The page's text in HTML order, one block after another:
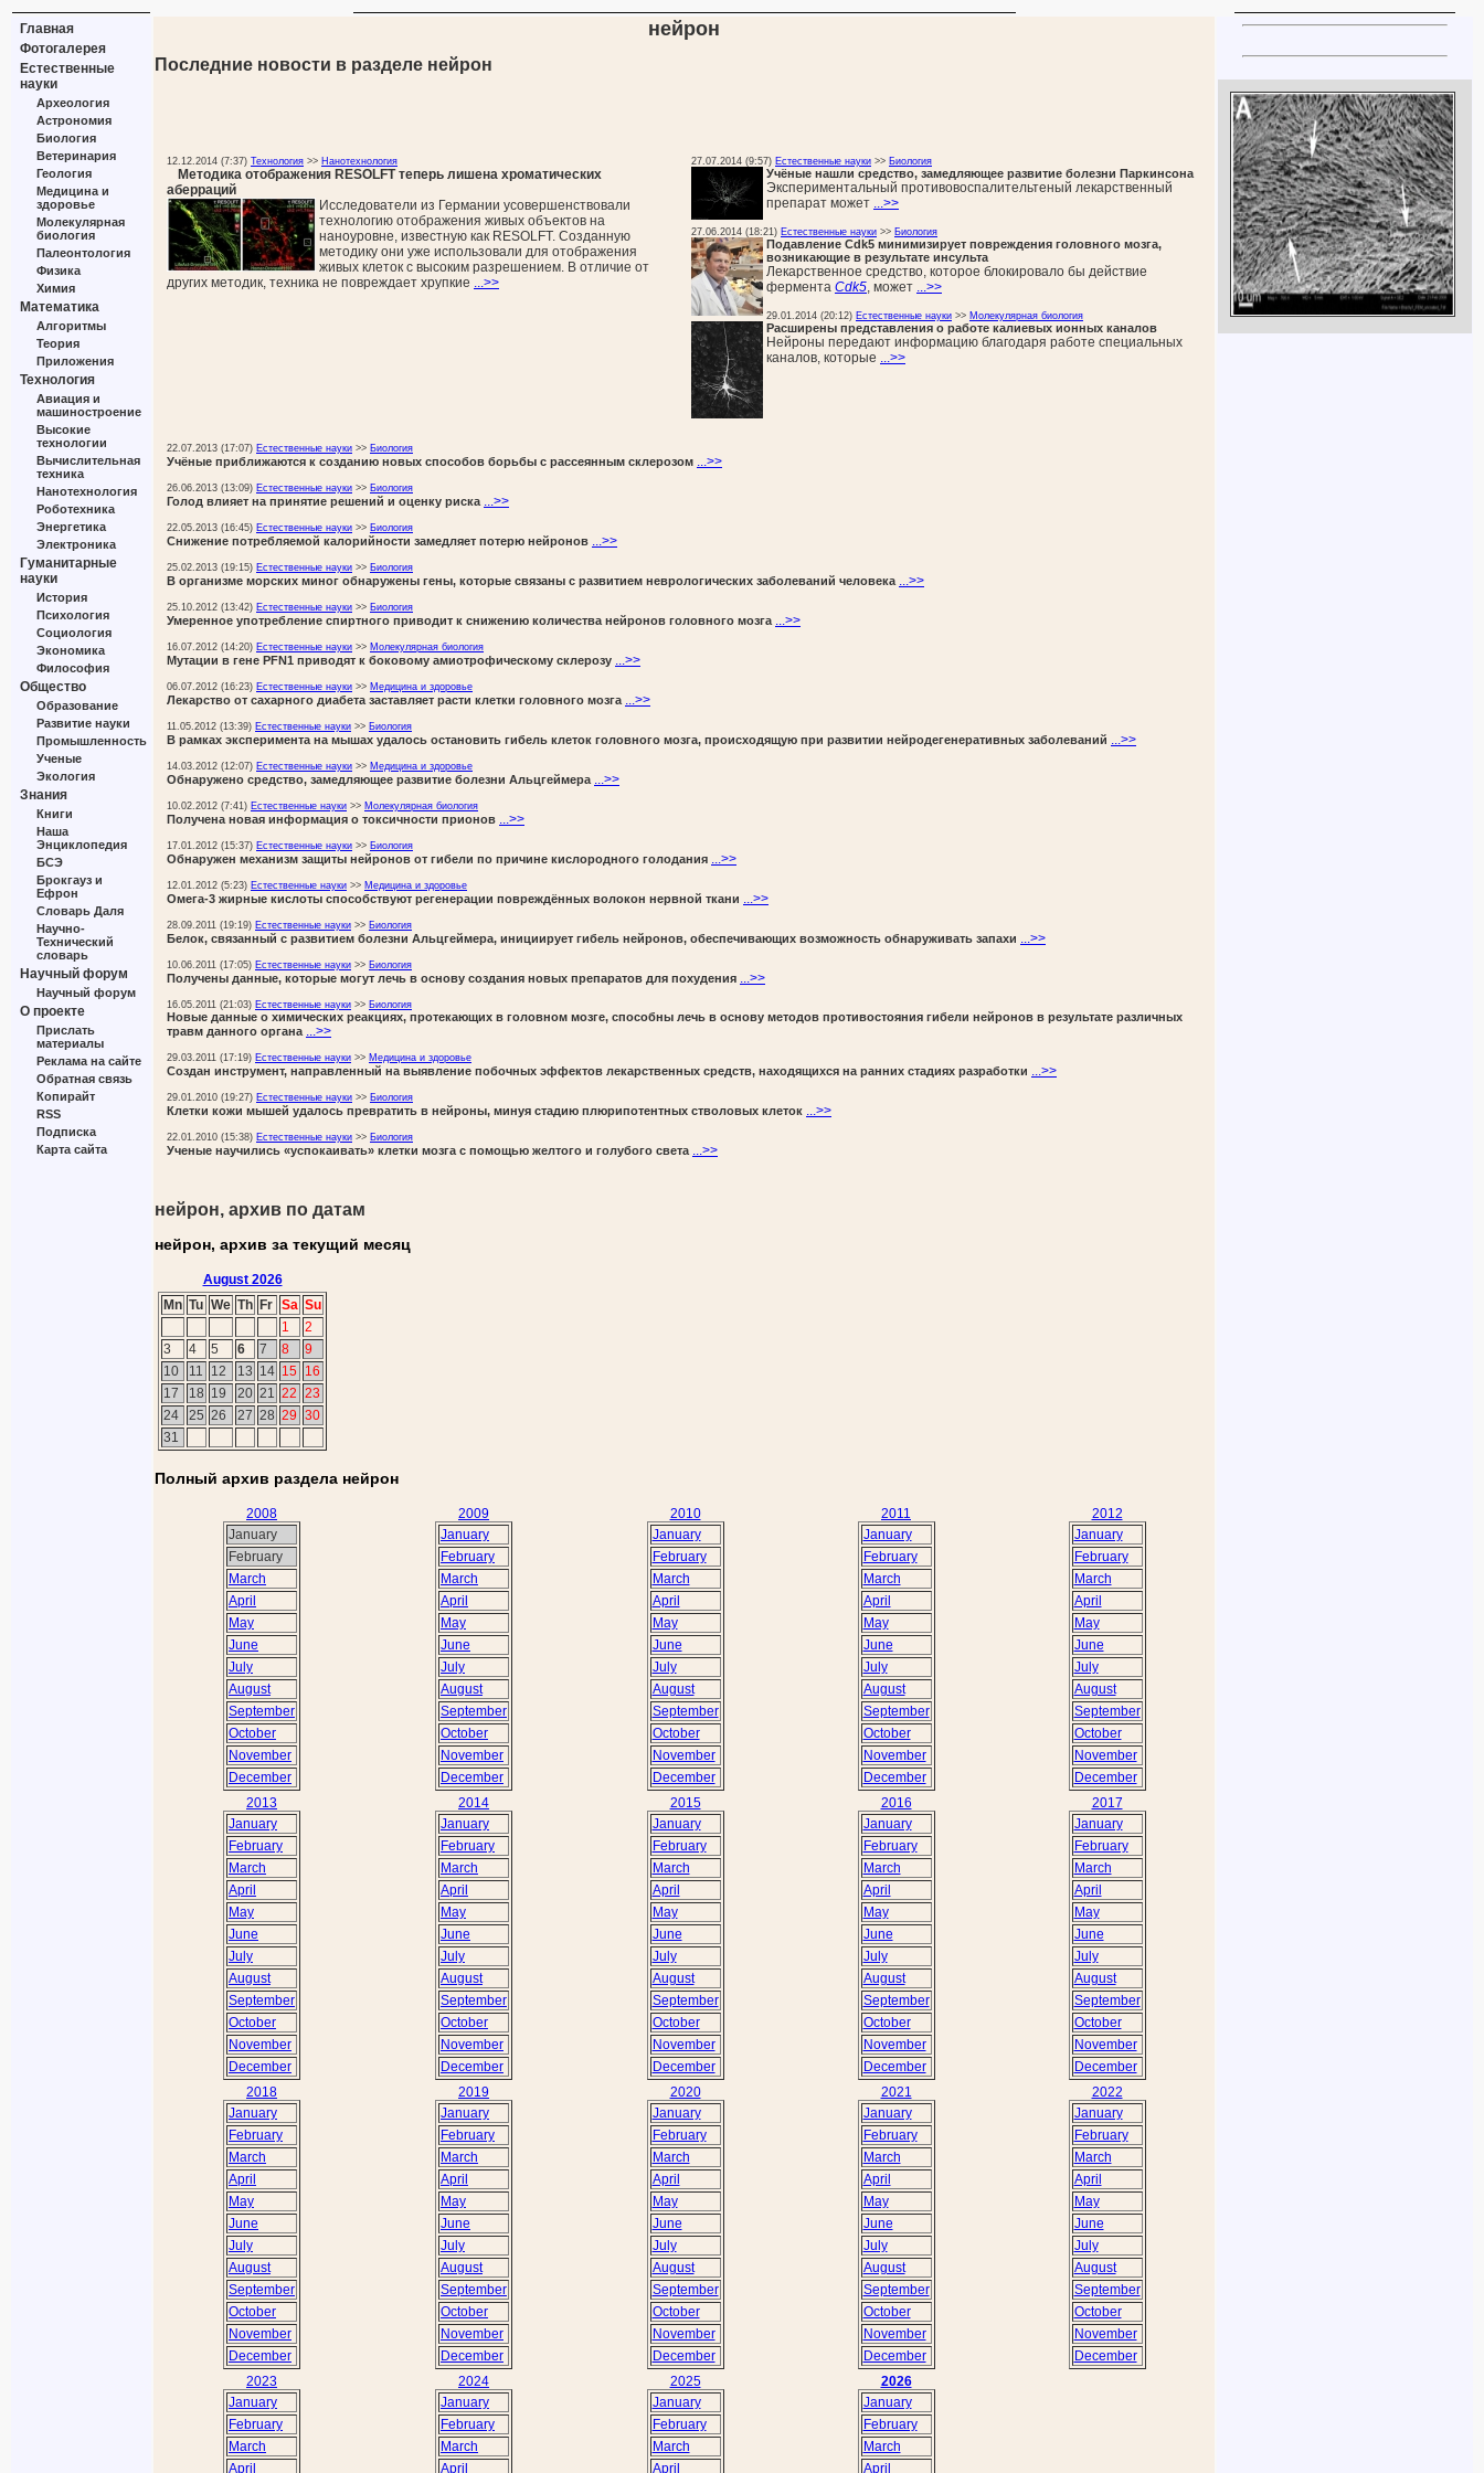
Главная
Фотогалерея
Естественные
науки
Археология
Астрономия
Биология
Ветеринария
Геология
Медицина и
здоровье
Молекулярная
биология
Палеонтология
Физика
Химия
Математика
Алгоритмы
Теория
Приложения
Технология
Авиация и
машиностроение
Высокие
технологии
Вычислительная
техника
Нанотехнология
Роботехника
Энергетика
Электроника
Гуманитарные
науки
История
Психология
Социология
Экономика
Философия
Общество
Образование
Развитие науки
Промышленность
Ученые
Экология
Знания
Книги
Наша
Энциклопедия
БСЭ
Брокгауз и
Ефрон
Словарь Даля
Научно-
Технический
словарь
Научный форум
Научный форум
О проекте
Прислать
материалы
Реклама на сайте
Обратная связь
Копирайт
RSS
Подписка
Карта сайта
нейрон
Последние новости в разделе нейрон
12.12.2014 (7:37) Технология >> Нанотехнология
Методика отображения RESOLFT теперь лишена хроматических
аберраций
Исследователи из Германии усовершенствовали
технологию отображения живых объектов на
наноуровне, известную как RESOLFT. Созданную
методику они уже использовали для отображения
живых клеток с высоким разрешением. В отличие от
других методик, техника не повреждает хрупкие
...>>
27.07.2014 (9:57) Естественные науки >> Биология
Учёные нашли средство, замедляющее развитие болезни Паркинсона
Экспериментальный противовоспалительтеный лекарственный
препарат может
...>>
27.06.2014 (18:21) Естественные науки >> Биология
Подавление Cdk5 минимизирует повреждения головного мозга,
возникающие в результате инсульта
Лекарственное средство, которое блокировало бы действие
фермента Cdk5 , может ...>>
29.01.2014 (20:12) Естественные науки >> Молекулярная биология
Расширены представления о работе калиевых ионных каналов
Нейроны передают информацию благодаря работе специальных
каналов, которые
...>>
22.07.2013 (17:07) Естественные науки >> Биология
Учёные приближаются к созданию новых способов борьбы с рассеянным склерозом ...>>
26.06.2013 (13:09) Естественные науки >> Биология
Голод влияет на принятие решений и оценку риска ...>>
22.05.2013 (16:45) Естественные науки >> Биология
Снижение потребляемой калорийности замедляет потерю нейронов ...>>
25.02.2013 (19:15) Естественные науки >> Биология
В организме морских миног обнаружены гены, которые связаны с развитием неврологических заболеваний человека ...>>
25.10.2012 (13:42) Естественные науки >> Биология
Умеренное употребление спиртного приводит к снижению количества нейронов головного мозга ...>>
16.07.2012 (14:20) Естественные науки >> Молекулярная биология
Мутации в гене PFN1 приводят к боковому амиотрофическому склерозу ...>>
06.07.2012 (16:23) Естественные науки >> Медицина и здоровье
Лекарство от сахарного диабета заставляет расти клетки головного мозга ...>>
11.05.2012 (13:39) Естественные науки >> Биология
В рамках эксперимента на мышах удалось остановить гибель клеток головного мозга, происходящую при развитии нейродегенеративных заболеваний ...>>
14.03.2012 (12:07) Естественные науки >> Медицина и здоровье
Обнаружено средство, замедляющее развитие болезни Альцгеймера ...>>
10.02.2012 (7:41) Естественные науки >> Молекулярная биология
Получена новая информация о токсичности прионов ...>>
17.01.2012 (15:37) Естественные науки >> Биология
Обнаружен механизм защиты нейронов от гибели по причине кислородного голодания ...>>
12.01.2012 (5:23) Естественные науки >> Медицина и здоровье
Омега-3 жирные кислоты способствуют регенерации повреждённых волокон нервной ткани ...>>
28.09.2011 (19:19) Естественные науки >> Биология
Белок, связанный с развитием болезни Альцгеймера, инициирует гибель нейронов, обеспечивающих возможность обнаруживать запахи ...>>
10.06.2011 (17:05) Естественные науки >> Биология
Получены данные, которые могут лечь в основу создания новых препаратов для похудения ...>>
16.05.2011 (21:03) Естественные науки >> Биология
Новые данные о химических реакциях, протекающих в головном мозге, способны лечь в основу методов противостояния гибели нейронов в результате различных
травм данного органа
...>>
29.03.2011 (17:19) Естественные науки >> Медицина и здоровье
Создан инструмент, направленный на выявление побочных эффектов лекарственных средств, находящихся на ранних стадиях разработки ...>>
29.01.2010 (19:27) Естественные науки >> Биология
Клетки кожи мышей удалось превратить в нейроны, минуя стадию плюрипотентных стволовых клеток ...>>
22.01.2010 (15:38) Естественные науки >> Биология
Ученые научились «успокаивать» клетки мозга с помощью желтого и голубого света ...>>
нейрон, архив по датам
нейрон, архив за текущий месяц
August 2026
Mn Tu We Th Fr Sa Su
1
2
3
4 5 6 7 8
9
10
11 12 13 14 15
16
17
18 19 20 21 22 23
24
25 26 27 28 29 30
31
Полный архив раздела нейрон
2008
January
February
March
April
May
June
July
August
September
October
November
December
2009
January
February
March
April
May
June
July
August
September
October
November
December
2010
January
February
March
April
May
June
July
August
September
October
November
December
2011
January
February
March
April
May
June
July
August
September
October
November
December
2012
January
February
March
April
May
June
July
August
September
October
November
December
2013
January
February
March
April
May
June
July
August
September
October
November
December
2014
January
February
March
April
May
June
July
August
September
October
November
December
2015
January
February
March
April
May
June
July
August
September
October
November
December
2016
January
February
March
April
May
June
July
August
September
October
November
December
2017
January
February
March
April
May
June
July
August
September
October
November
December
2018
January
February
March
April
May
June
July
August
September
October
November
December
2019
January
February
March
April
May
June
July
August
September
October
November
December
2020
January
February
March
April
May
June
July
August
September
October
November
December
2021
January
February
March
April
May
June
July
August
September
October
November
December
2022
January
February
March
April
May
June
July
August
September
October
November
December
2023
January
February
March
April
2024
January
February
March
April
2025
January
February
March
April
2026
January
February
March
April